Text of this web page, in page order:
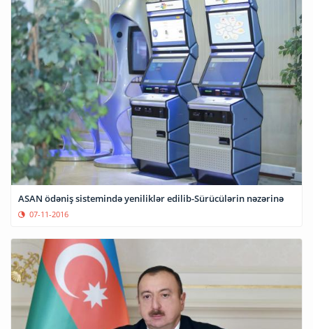
ASAN ödəniş sistemində yeniliklər edilib-Sürücülərin nəzərinə
07-11-2016